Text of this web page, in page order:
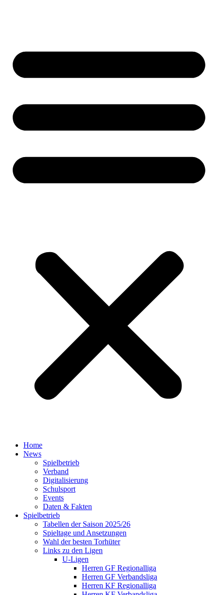
Home
News
Spielbetrieb
Verband
Digitalisierung
Schulsport
Events
Daten & Fakten
Spielbetrieb
Tabellen der Saison 2025/26
Spieltage und Ansetzungen
Wahl der besten Torhüter
Links zu den Ligen
U-Ligen
Herren GF Regionalliga
Herren GF Verbandsliga
Herren KF Regionalliga